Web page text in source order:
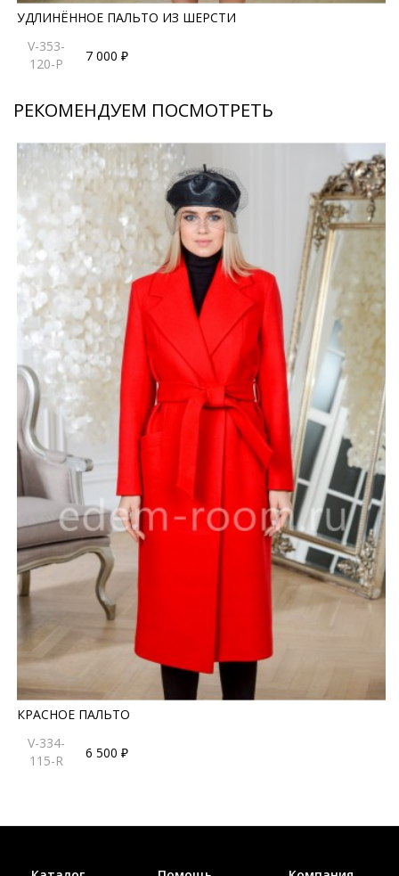
УДЛИНЁННОЕ ПАЛЬТО ИЗ ШЕРСТИ
V-353-
120-P
7 000 ₽
РЕКОМЕНДУЕМ ПОСМОТРЕТЬ
КРАСНОЕ ПАЛЬТО
V-334-
115-R
6 500 ₽